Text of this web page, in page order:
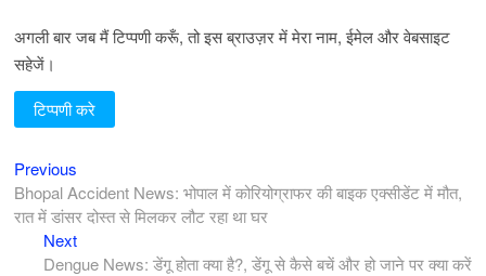
अगली बार जब मैं टिप्पणी करूँ, तो इस ब्राउज़र में मेरा नाम, ईमेल और वेबसाइट
सहेजें।
पोस्ट
नेविगेशन
Previous
post:
Bhopal Accident News: भोपाल में कोरियोग्राफर की बाइक एक्सीडेंट में मौत,
रात में डांसर दोस्त से मिलकर लौट रहा था घर
NextNext
post:
Dengue News: डेंगू होता क्या है?, डेंगू से कैसे बचें और हो जाने पर क्या करें